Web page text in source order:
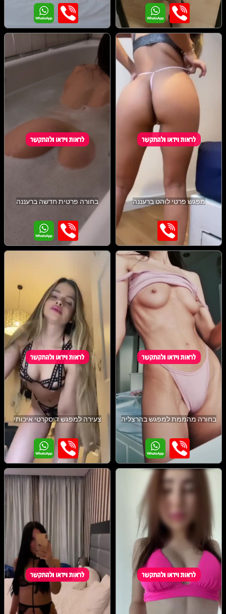
מפגש פרטי לוהט ברעננה בחורה פרטית חדשה ברעננה
בחורה מהממת למפגש בהרצליה צעירה למפגש דיסקרטי איכותי